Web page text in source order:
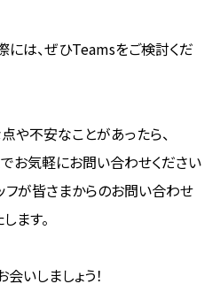
には、ぜひTeamsをご検討くだ
や不安なことがあったら、
お気軽にお問い合わせください
フが皆さまからのお問い合わせ
ます。
いしましょう！